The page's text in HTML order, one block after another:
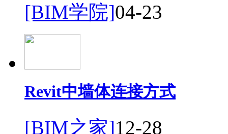
[BIM学院]04-23
Revit中墙体连接方式
[BIM之家]12-28